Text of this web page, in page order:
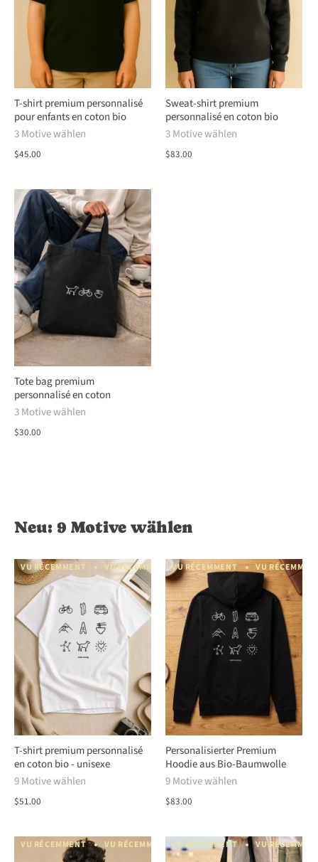
T-shirt premium personnalisé
pour enfants en coton bio
3 Motive wählen
$45.00
Sweat-shirt premium
personnalisé en coton bio
3 Motive wählen
$83.00
Tote bag premium
personnalisé en coton
3 Motive wählen
$30.00
Neu: 9 Motive wählen
VU RÉCEMMENT VU RÉCEMMENT VU RÉCEMMENT VU
T-shirt premium personnalisé
en coton bio - unisexe
9 Motive wählen
$51.00
VU RÉCEMMENT VU
Personalisierter Premium
Hoodie aus Bio-Baumwolle
9 Motive wählen
$83.00
VU RÉCEMMENT VU RÉCEMMENT VU RÉCEMMENT VU
VU RÉCEMMENT VU